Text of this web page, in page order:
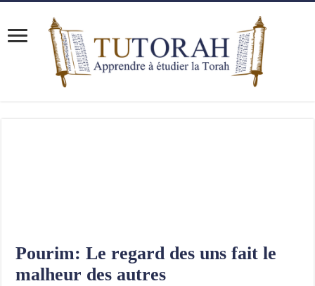
Pourim: Le regard des uns fait le
malheur des autres